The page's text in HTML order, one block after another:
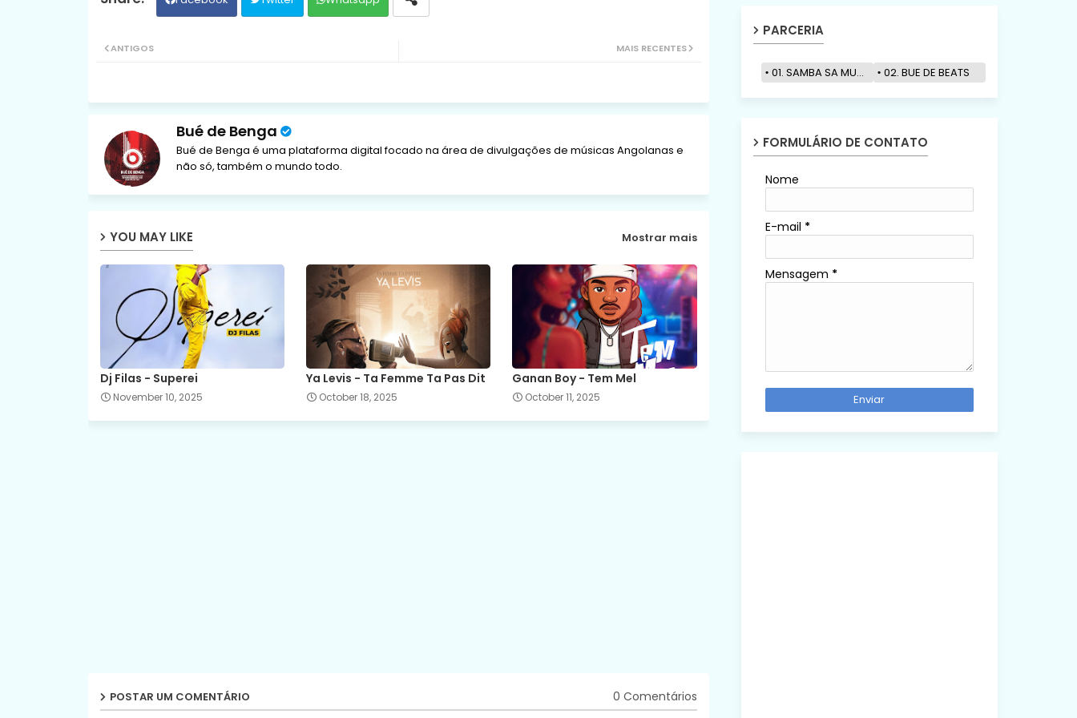
MAIS RECENTES
ANTIGOS
Bué de Benga
Bué de Benga é uma plataforma digital focado na área de divulgações de músicas Angolanas e
não só, também o mundo todo.
YOU MAY LIKE Mostrar mais
Dj Filas - Superei
November 10, 2025
Ya Levis - Ta Femme Ta Pas Dit
October 18, 2025
Ganan Boy - Tem Mel
October 11, 2025
POSTAR UM COMENTÁRIO 0 Comentários
PARCERIA
01. SAMBA SA MUZIK 02. BUE DE BEATS
FORMULÁRIO DE CONTATO
Nome
E-mail *
Mensagem *